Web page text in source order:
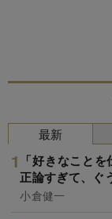
最新
「好きなこと
正論すぎて、ぐ
小倉健一